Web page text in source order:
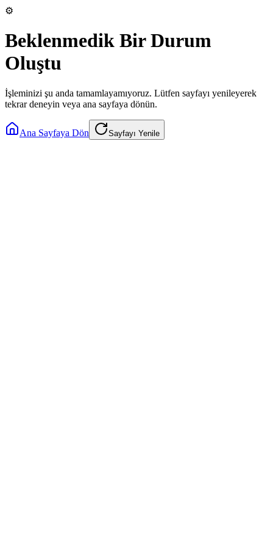
⚙️
Beklenmedik Bir Durum
Oluştu
İşleminizi şu anda tamamlayamıyoruz. Lütfen sayfayı yenileyerek
tekrar deneyin veya ana sayfaya dönün.
Ana Sayfaya Dön Sayfayı Yenile